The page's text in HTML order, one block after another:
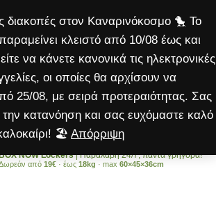
διακοπές στον Καναρινόκοσμο 🐤 Το
κλειστό από 10/08 έως και
να κάνετε κανονικά τις ηλεκτρονικές
οι οποίες θα αρχίσουν να
25/08, με σειρά προτεραιότητας. Σας
την κατανόηση και σας ευχόμαστε καλό
🏖️ Απόρριψη
NOW Lockers| Παραλαβή 24/7, πάντα γρήγορα!
από 19€ · έως 18kg · max 60×45×36cm